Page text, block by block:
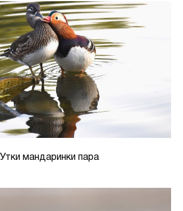
Утки мандаринки пара